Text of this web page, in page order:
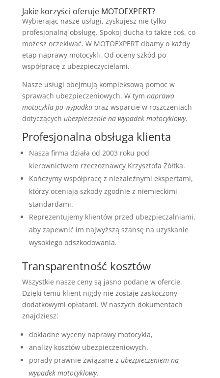
Jakie korzyści oferuje MOTOEXPERT?
Wybierając nasze usługi, zyskujesz nie tylko
profesjonalną obsługę. Spokoj ducha to także coś, co
możesz oczekiwać. W MOTOEXPERT dbamy o każdy
etap naprawy motocykli. Od oceny szkód po
współpracę z ubezpieczycielami.
Nasze usługi obejmują kompleksową pomoc w
sprawach ubezpieczeniowych. W tym naprawa
motocykla po wypadkuoraz wsparcie w roszczeniach
dotyczących ubezpieczenie na wypadek motocyklowy.
Profesjonalna obsługa klienta
Nasza firma działa od 2003 roku pod
kierownictwem rzeczoznawcy Krzysztofa Żółtka.
Kończymy współpracę z niezależnymi ekspertami,
którzy oceniają szkody zgodnie z niemieckimi
standardami.
Reprezentujemy klientów przed ubezpieczalniami,
aby zapewnić im najwyższą szansę na uzyskanie
wysokiego odszkodowania.
Transparentność kosztów
Wszystkie nasze ceny są jasno podane w ofercie.
Dzięki temu klient nigdy nie zostaje zaskoczony
dodatkowymi opłatami. W naszych dokumentach
znajdziesz:
dokładne wyceny naprawy motocykla,
analizy kosztów ubezpieczeniowych,
porady prawnie związane z ubezpieczeniem na
wypadek motocyklowy.